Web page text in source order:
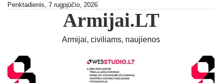
SkipPenktadienis, 7 rugpjūčio, 2026
Armijai.LT
Armijai, civiliams, naujienos